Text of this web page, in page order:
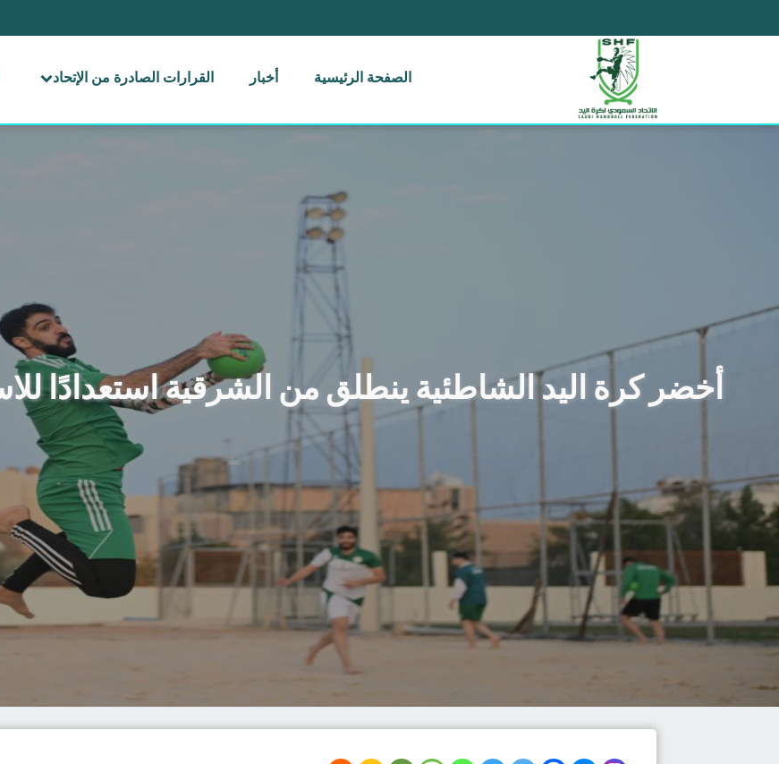
الصفحة الرئيسية أخبار القرارات الصادرة من الإتحاد
أخضر كرة اليد الشاطئية ينطلق من الشرقية استعدادًا